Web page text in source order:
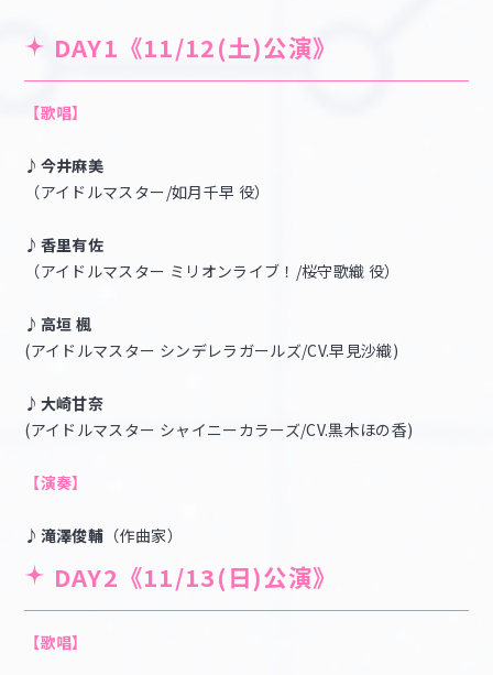
DAY1《11/12(土)公演》
【歌唱】
♪今井麻美
（アイドルマスター/如月千早 役）
♪香里有佐
（アイドルマスター ミリオンライブ！/桜守歌織 役）
♪高垣 楓
(アイドルマスター シンデレラガールズ/CV.早見沙織)
♪大崎甘奈
(アイドルマスター シャイニーカラーズ/CV.黒木ほの香)
【演奏】
♪滝澤俊輔 （作曲家）
DAY2《11/13(日)公演》
【歌唱】